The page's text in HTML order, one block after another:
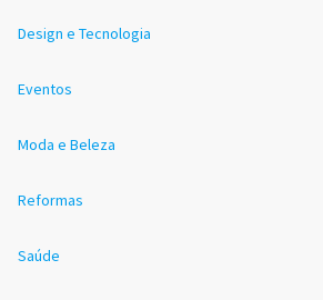
Design e Tecnologia
Eventos
Moda e Beleza
Reformas
Saúde